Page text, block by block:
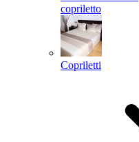
copriletto
Copriletti